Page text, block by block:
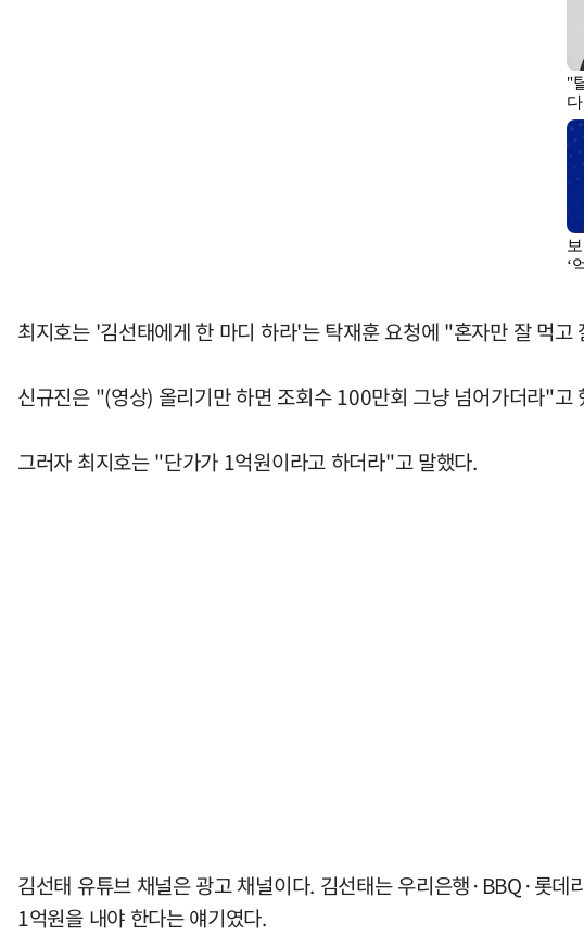
최지호는 '김선태에게 한 마디 하라'는 탁재훈 요청에 "혼자만 잘 먹고
신규진은 "(영상) 올리기만 하면 조회수 100만회 그냥 넘어가더라"고
그러자 최지호는 "단가가 1억원이라고 하더라"고 말했다.
김선태 유튜브 채널은 광고 채널이다. 김선태는 우리은행·BBQ·롯
1억원을 내야 한다는 얘기였다.